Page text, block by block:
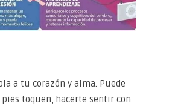
a tu corazón y alma. Puede
toquen, hacerte sentir con